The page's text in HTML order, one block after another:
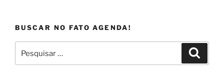
BUSCAR NO FATO AGENDA!
por: